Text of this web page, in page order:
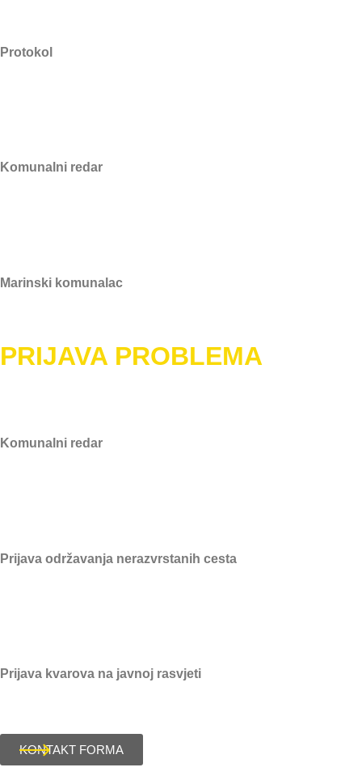
Protokol
Komunalni redar
Marinski komunalac
PRIJAVA PROBLEMA
Komunalni redar
Prijava održavanja nerazvrstanih cesta
Prijava kvarova na javnoj rasvjeti
KONTAKT FORMA